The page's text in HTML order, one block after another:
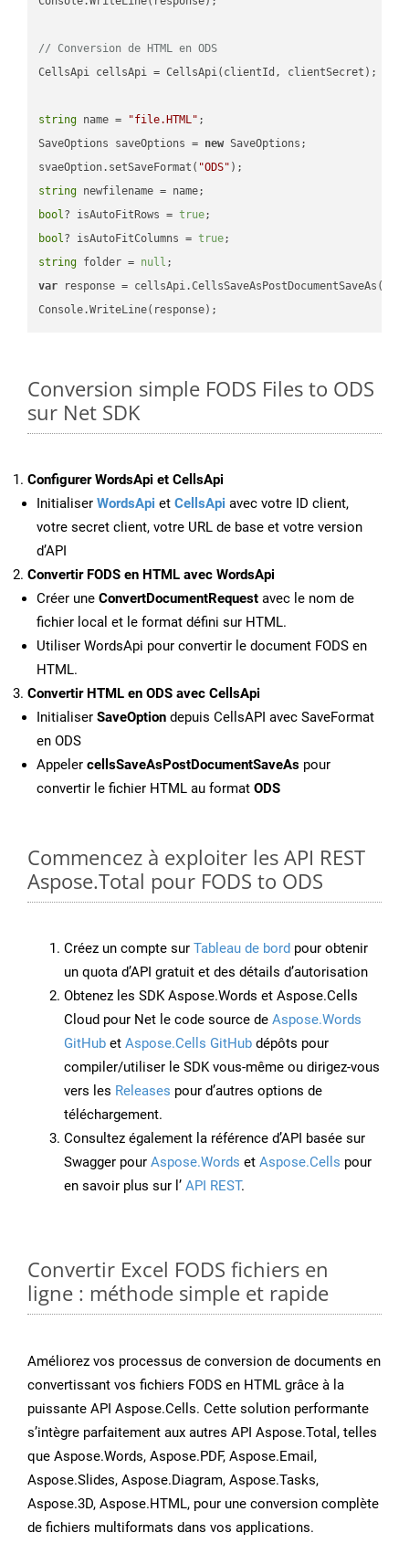
// Conversion de HTML en ODS
CellsApi cellsApi = CellsApi(clientId, clientSecret);
string name = "file.HTML" ;
SaveOptions saveOptions = new SaveOptions;
svaeOption.setSaveFormat( "ODS"
string
bool? isAutoFitRows = true
bool? isAutoFitColumns = true
string folder = null
var response =
Conversion simple FODS Files to ODS
sur Net SDK
Configurer WordsApi et CellsApi
Initialiser WordsApi et CellsApi avec votre ID client,
votre secret client, votre URL de base et votre version
d’API
Convertir FODS en HTML avec WordsApi
Créer une ConvertDocumentRequest avec le nom de
fichier local et le format défini sur HTML.
Utiliser WordsApi pour convertir le document FODS en
HTML.
Convertir HTML en ODS avec CellsApi
Initialiser SaveOption depuis CellsAPI avec SaveFormat
en ODS
Appeler cellsSaveAsPostDocumentSaveAs pour
convertir le fichier HTML au format ODS
Commencez à exploiter les API REST
Aspose.Total pour FODS to ODS
Créez un compte sur Tableau de bord pour obtenir
un quota d’API gratuit et des détails d’autorisation
Obtenez les SDK Aspose.Words et Aspose.Cells
Cloud pour Net le code source de Aspose.Words
GitHub et Aspose.Cells GitHub dépôts pour
compiler/utiliser le SDK vous-même ou dirigez-vous
vers les Releases pour d’autres options de
téléchargement.
Consultez également la référence d’API basée sur
Swagger pour Aspose.Words et Aspose.Cells pour
en savoir plus sur l’ API REST.
Convertir Excel FODS fichiers en
ligne : méthode simple et rapide
Améliorez vos processus de conversion de documents en
convertissant vos fichiers FODS en HTML grâce à la
puissante API Aspose.Cells. Cette solution performante
s’intègre parfaitement aux autres API Aspose.Total, telles
que Aspose.Words, Aspose.PDF, Aspose.Email,
Aspose.Slides, Aspose.Diagram, Aspose.Tasks,
Aspose.3D, Aspose.HTML, pour une conversion complète
de fichiers multiformats dans vos applications.